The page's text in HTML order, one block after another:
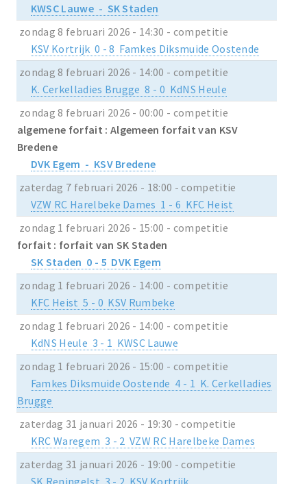
KWSC Lauwe - SK Staden
zondag 8 februari 2026 - 14:30 - competitie
KSV Kortrijk 0 - 8 Famkes Diksmuide Oostende
zondag 8 februari 2026 - 14:00 - competitie
K. Cerkelladies Brugge 8 - 0 KdNS Heule
zondag 8 februari 2026 - 00:00 - competitie
algemene forfait : Algemeen forfait van KSV
Bredene
DVK Egem - KSV Bredene
zaterdag 7 februari 2026 - 18:00 - competitie
VZW RC Harelbeke Dames 1 - 6 KFC Heist
zondag 1 februari 2026 - 15:00 - competitie
forfait : forfait van SK Staden
SK Staden 0 - 5 DVK Egem
zondag 1 februari 2026 - 14:00 - competitie
KFC Heist 5 - 0 KSV Rumbeke
zondag 1 februari 2026 - 14:00 - competitie
KdNS Heule 3 - 1 KWSC Lauwe
zondag 1 februari 2026 - 15:00 - competitie
Famkes Diksmuide Oostende 4 - 1 K. Cerkelladies
Brugge
zaterdag 31 januari 2026 - 19:30 - competitie
KRC Waregem 3 - 2 VZW RC Harelbeke Dames
zaterdag 31 januari 2026 - 19:00 - competitie
SK Reningelst 3 - 2 KSV Kortrijk